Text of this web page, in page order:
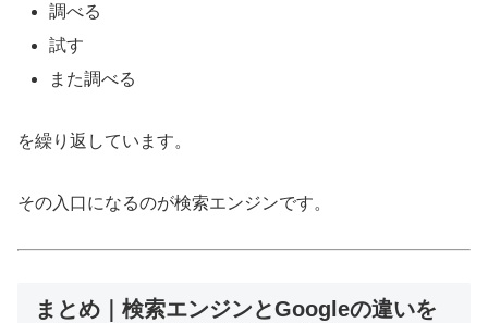
調べる
試す
また調べる
を繰り返しています。
その入口になるのが検索エンジンです。
まとめ｜検索エンジンとGoogleの違いを